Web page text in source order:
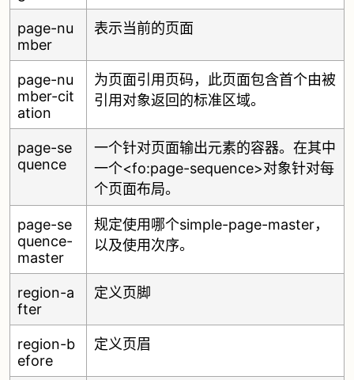
page-nu
mber
表示当前的页面
page-nu
mber-cit
ation
为页面引用页码，此页面包含首个由被
引用对象返回的标准区域。
page-se
quence
一个针对页面输出元素的容器。在其中
一个<fo:page-sequence>对象针对每
个页面布局。
page-se
quence-
master
规定使用哪个simple-page-master，
以及使用次序。
region-a
fter
定义页脚
region-b
efore
定义页眉